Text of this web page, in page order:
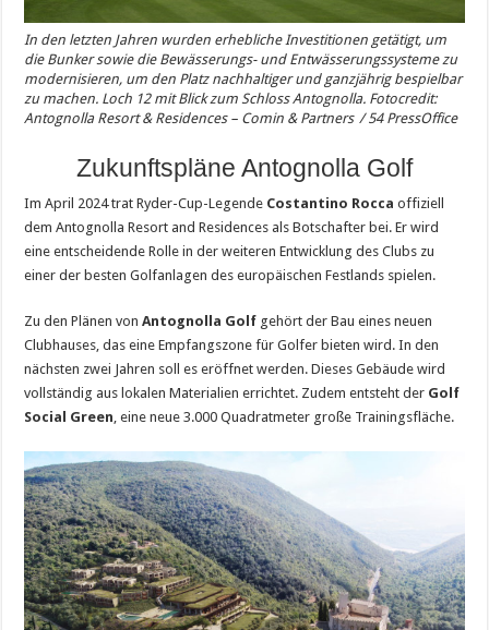
In den letzten Jahren wurden erhebliche Investitionen getätigt, um
die Bunker sowie die Bewässerungs- und Entwässerungssysteme zu
modernisieren, um den Platz nachhaltiger und ganzjährig bespielbar
zu machen. Loch 12 mit Blick zum Schloss Antognolla. Fotocredit:
AntognollaResort & Residences – Comin & Partners / 54 PressOffice
Zukunftspläne Antognolla Golf
Im April 2024 trat Ryder-Cup-Legende Costantino Rocca offiziell
dem Antognolla Resort and Residences als Botschafter bei. Er wird
eine entscheidende Rolle in der weiteren Entwicklung des Clubs zu
einer der besten Golfanlagen des europäischen Festlands spielen.
Zu den Plänen vonAntognolla Golf gehört der Bau eines neuen
Clubhauses, das eine Empfangszone für Golfer bieten wird. In den
nächsten zwei Jahren soll es eröffnet werden. Dieses Gebäude wird
vollständig aus lokalen Materialien errichtet. Zudem entsteht der Golf
Social Green , eine neue 3.000 Quadratmeter große Trainingsfläche.